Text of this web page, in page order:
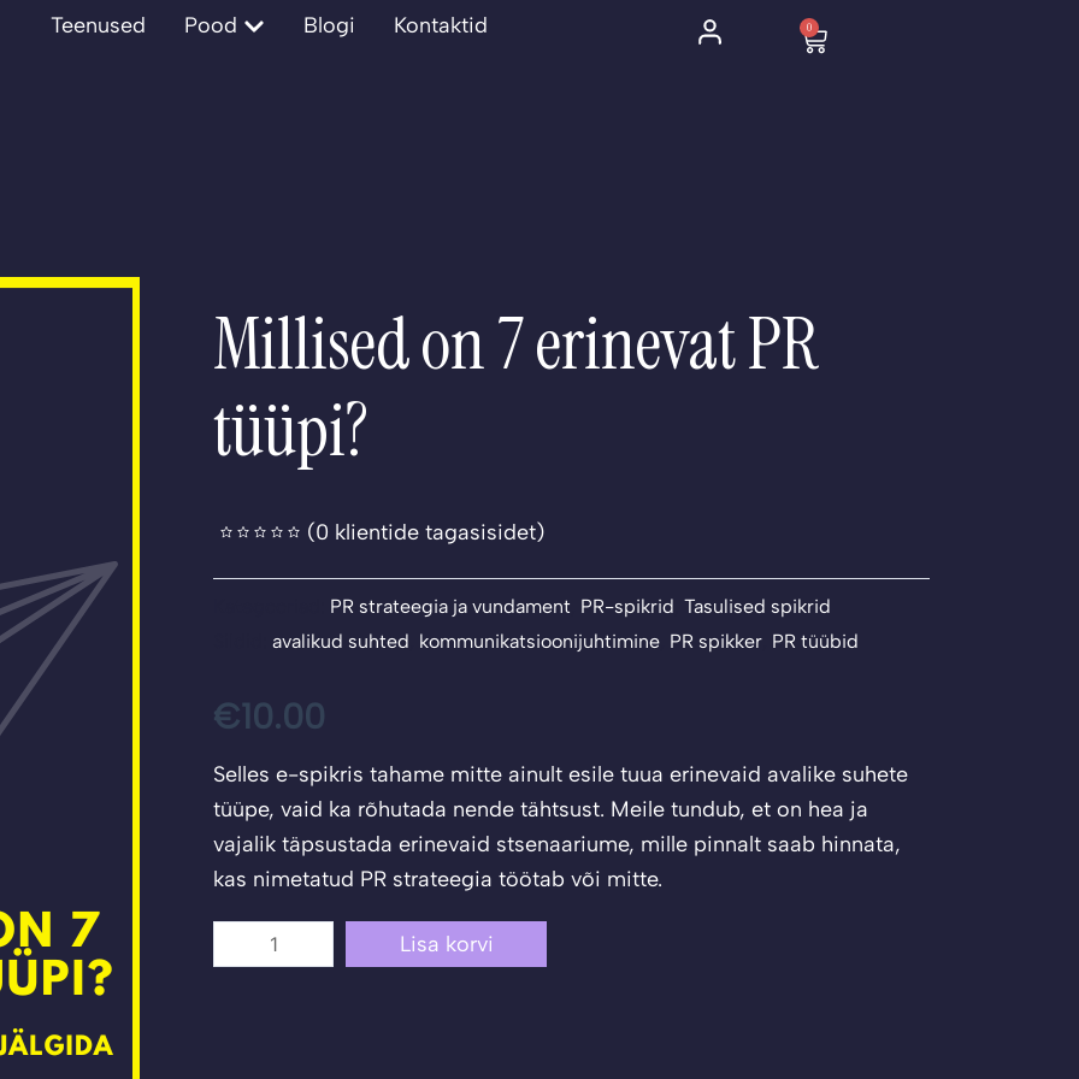
Teenused Pood Open Pood
Blogi Kontaktid 0
Cart
Millised on 7 erinevat PR
tüüpi?
(0 klientide tagasisidet)
PR strateegia ja vundament PR-spikrid Tasulised spikrid
avalikud suhted kommunikatsioonijuhtimine PR spikker PR tüübid
€10.00
Selles e-spikris tahame mitte ainult esile tuua erinevaid avalike suhete
tüüpe, vaid ka rõhutada nende tähtsust. Meile tundub, et on hea ja
vajalik täpsustada erinevaid stsenaariume, mille pinnalt saab hinnata,
kas nimetatud PR strateegia töötab või mitte.
Millised
on
Lisa korvi